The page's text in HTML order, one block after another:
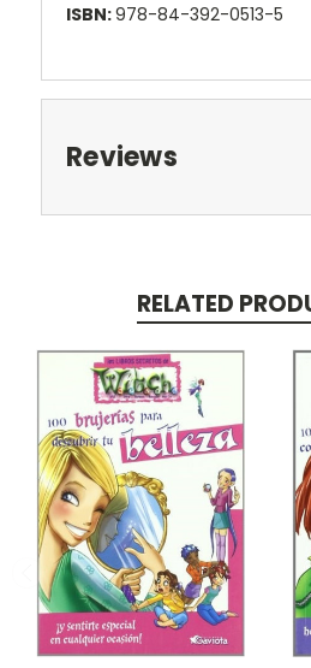
ISBN:978-84-392-0513-5
Reviews
RELATED